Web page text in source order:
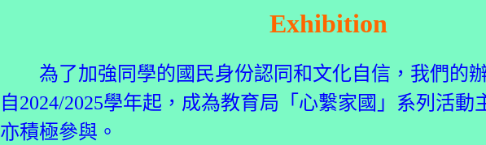
Exhibition
為了加強同學的國民身份認同和文化自信，我們的
自2024/2025學年起，成為教育局「心繫家國」系列活動
亦積極參與。